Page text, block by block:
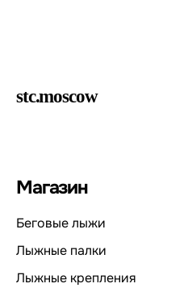
stc.moscow
Магазин
Беговые лыжи
Лыжные палки
Лыжные крепления